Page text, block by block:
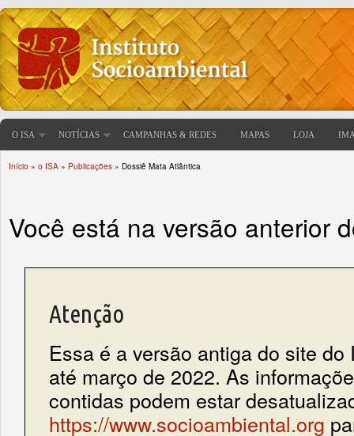
O ISA NOTÍCIAS CAMPANHAS & REDES MAPAS LOJA
Início » o ISA » Publicações » Dossiê Mata Atlântica
Você está na versão anterior
Atenção
Essa é a versão antiga do site do
até março de 2022. As
contidas podem estar
https://www.socioambiental.org